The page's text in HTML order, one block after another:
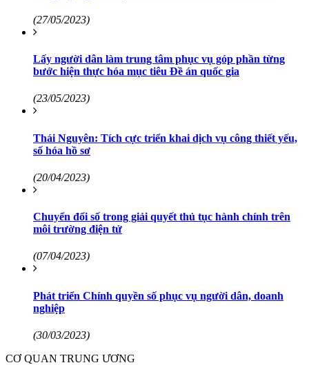
(27/05/2023)
Lấy người dân làm trung tâm phục vụ góp phần từng
bước hiện thực hóa mục tiêu Đề án quốc gia
(23/05/2023)
Thái Nguyên: Tích cực triển khai dịch vụ công thiết yếu,
số hóa hồ sơ
(20/04/2023)
Chuyển đổi số trong giải quyết thủ tục hành chính trên
môi trường điện tử
(07/04/2023)
Phát triển Chính quyền số phục vụ người dân, doanh
nghiệp
(30/03/2023)
CƠ QUAN TRUNG ƯƠNG